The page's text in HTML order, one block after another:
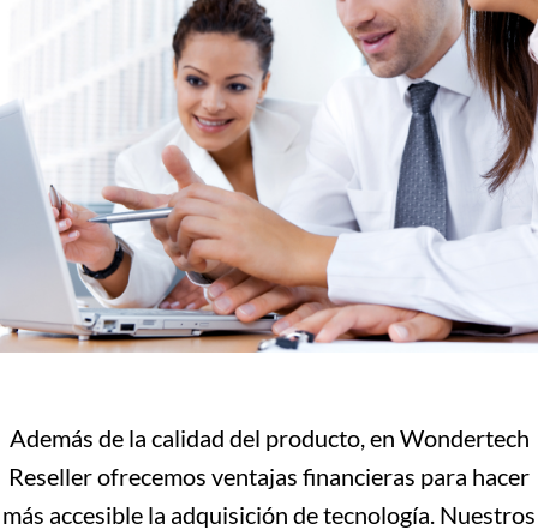
Además de la calidad del producto, en Wondertech
Reseller ofrecemos ventajas financieras para hacer
más accesible la adquisición de tecnología. Nuestros